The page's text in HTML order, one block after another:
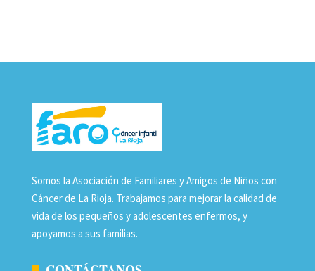
Somos la Asociación de Familiares y Amigos de Niños con
Cáncer de La Rioja. Trabajamos para mejorar la calidad de
vida de los pequeños y adolescentes enfermos, y
apoyamos a sus familias.